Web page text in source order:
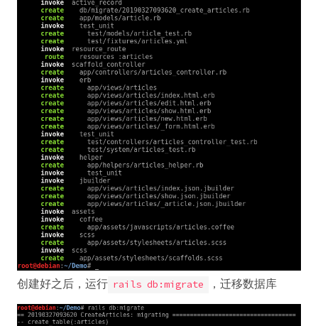
创建好之后，运行 rails db:migrate ，迁移数据库